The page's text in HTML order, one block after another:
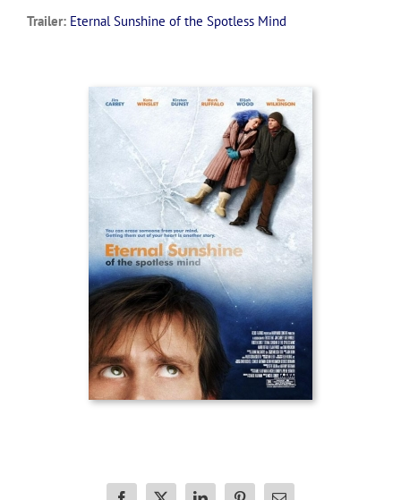
Trailer: Eternal Sunshine of the Spotless Mind